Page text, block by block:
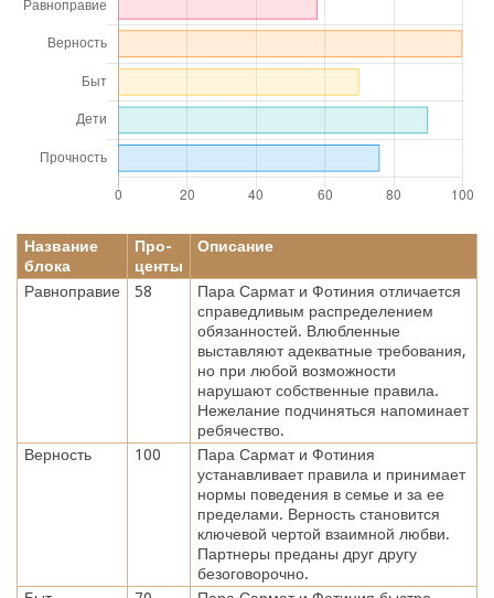
Название
блока
Про-
центы
Описание
Равноправие 58
Пара Сармат и Фотиния отличается
справедливым распределением
обязанностей. Влюбленные
выставляют адекватные требования,
но при любой возможности
нарушают собственные правила.
Нежелание подчиняться напоминает
ребячество.
Верность
100
Пара Сармат и Фотиния
устанавливает правила и принимает
нормы поведения в семье и за ее
пределами. Верность становится
ключевой чертой взаимной любви.
Партнеры преданы друг другу
безоговорочно.